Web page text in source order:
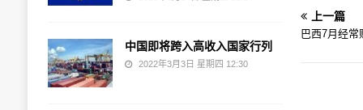
上一篇
巴西7月经常
中国即将跨入高收入国家行列
2022年3月3日 星期四 12:30